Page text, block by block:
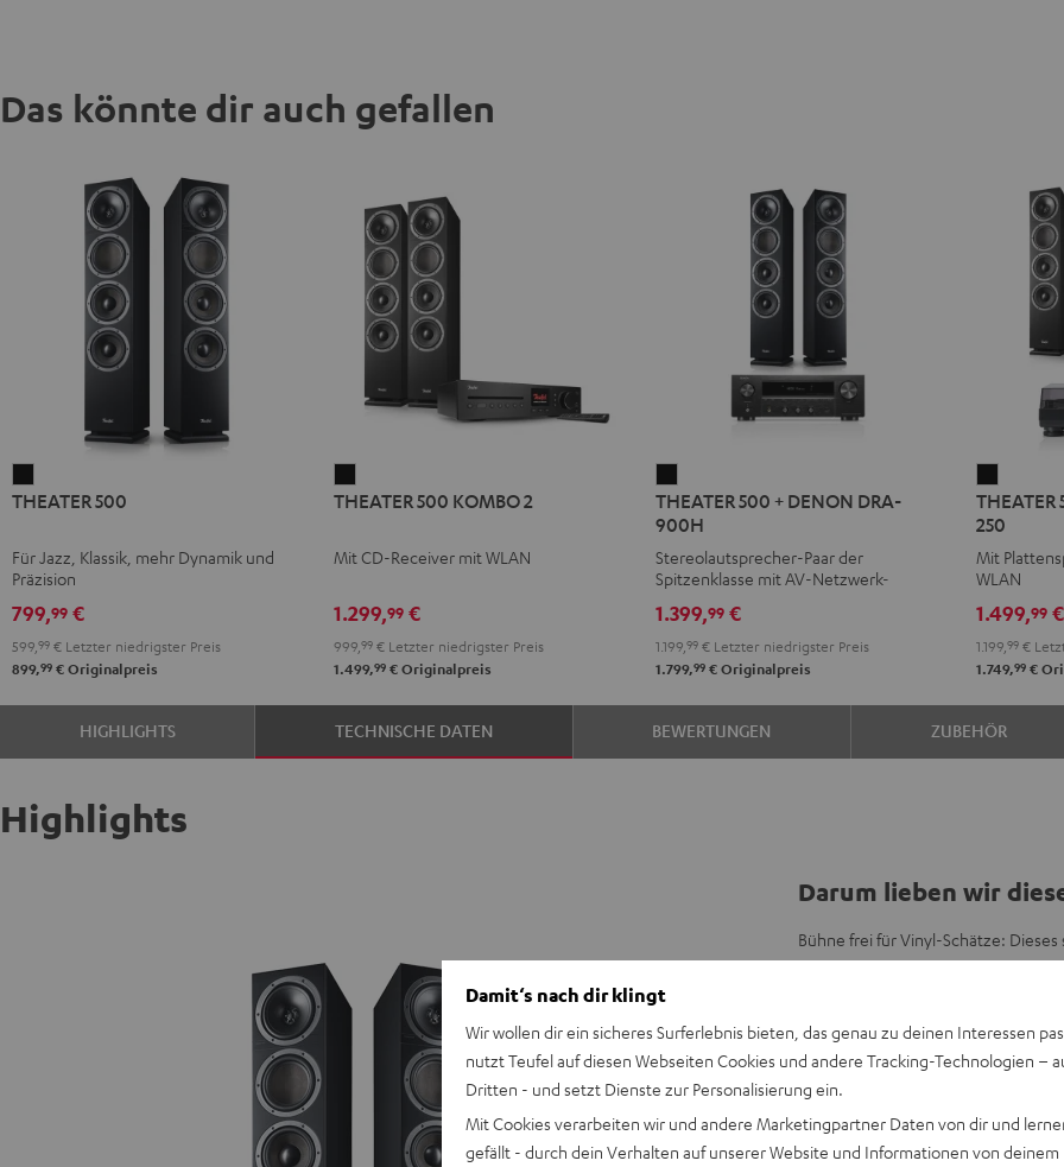
Das könnte dir auch gefallen
500
THEATER 500
Für Jazz, Klassik, mehr Dynamik und
Präzision
799,99 €
599, 99 € Letzter niedrigster Preis
899,99 € Originalpreis
500
2
THEATER 500 KOMBO 2
Mit CD-Receiver mit WLAN
1.299,99€
999, 99€Letzter niedrigster Preis
1.499,99€Originalpreis
500
+
DENON
DRA-
900H
Schwarz
THEATER 500 + DENON DRA-
900H
Stereolautsprecher-Paar der
Spitzenklasse mit AV-Netzwerk-
1.399,99€
1.199, 99€Letzter niedrigster Preis
1.799,99€Originalpreis
500
KOMBO
2
VINYL
250
Schwarz
THEATER
250
Mit
WLAN
1.499,99 €
1.199,99 €
1.749,99 €
HIGHLIGHTS TECHNISCHE DATEN BEWERTUNGEN ZUBEHÖR
Highlights
Darum lieben wir
Bühne frei für Vinyl-Schätze:
Stereo-AV-Netzwerk-Receiver
Pro-Ject Debut S Phono erlebst du
Einzelkauf.
Die Vorteile im
Bundle aus Stereolautsprecher-
Receiver DRA-900H und dem
Damit‘s nach dir klingt
Wir wollen dir ein sicheres Surferlebnis bieten, das genau zu deinen Interessen
nutzt Teufel auf diesen Webseiten Cookies und andere Tracking-Technologien –
Dritten - und setzt Dienste zur Personalisierung ein.
Mit Cookies verarbeiten wir und andere Marketingpartner Daten von dir und
gefällt - durch dein Verhalten auf unserer Website und Informationen von deinem